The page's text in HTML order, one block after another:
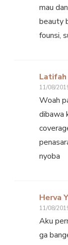
mau
beauty
founsi,
Latifah
11/08/
Woah
dibawa
nyoba
Herva
11/08/
Aku
ga